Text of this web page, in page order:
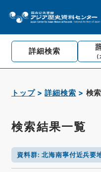
詳細検索
トップ 詳細検索 検
検索結果一覧
資料群:北海南寧付近兵要